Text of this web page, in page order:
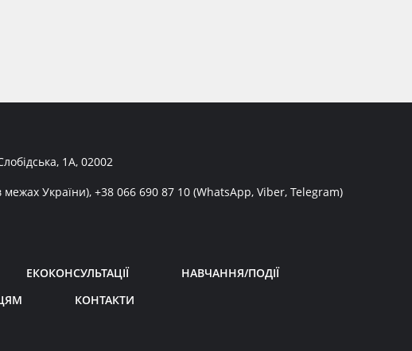
1А, 02002
України), +38 066 690 87 10 (WhatsApp, Viber, Telegram)
ЕКОКОНСУЛЬТАЦІЇ
НАВЧАННЯ/ПОДІЇ
КОНТАКТИ